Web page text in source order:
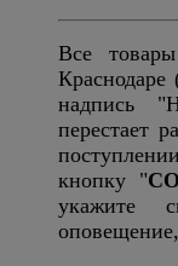
Все
Краснодаре
надпись
перестает
кнопку "
укажите